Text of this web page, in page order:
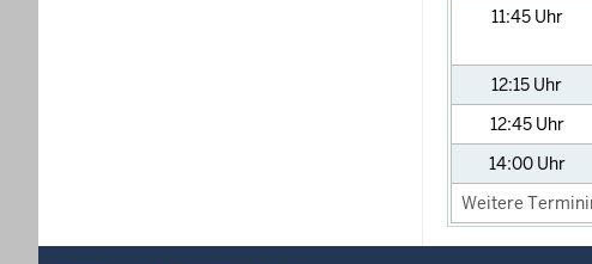
11:45 Uhr
12:15 Uhr
12:45 Uhr
14:00 Uhr
Weitere